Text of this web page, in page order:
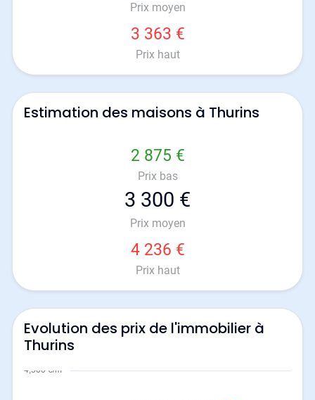
Prix moyen
3 363 €
Prix haut
Estimation des maisons à Thurins
2 875 €
Prix bas
3 300 €
Prix moyen
4 236 €
Prix haut
Evolution des prix de l'immobilier à
Thurins